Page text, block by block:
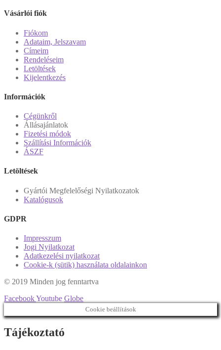
Vásárlói fiók
Fiókom
Adataim, Jelszavam
Címeim
Rendeléseim
Letöltések
Kijelentkezés
Információk
Cégünkről
Állásajánlatok
Fizetési módok
Szállítási Információk
ÁSZF
Letöltések
Gyártói Megfelelőségi Nyilatkozatok
Katalógusok
GDPR
Impresszum
Jogi Nyilatkozat
Adatkezelési nyilatkozat
Cookie-k (sütik) használata oldalainkon
© 2019 Minden jog fenntartva
FacebookYoutube Globe
Cookie beállítások
Tájékoztató